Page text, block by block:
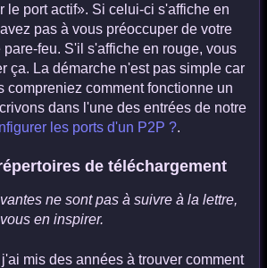
le port actif». Si celui-ci s'affiche en
pas à vous préoccuper de votre
pare-feu. S'il s'affiche en rouge, vous
ça. La démarche n'est pas simple car
compreniez comment fonctionne un
dans l'une des entrées de notre
les ports d'un P2P ?.
de téléchargement
ne sont pas à suivre à la lettre,
en inspirer.
mis des années à trouver comment